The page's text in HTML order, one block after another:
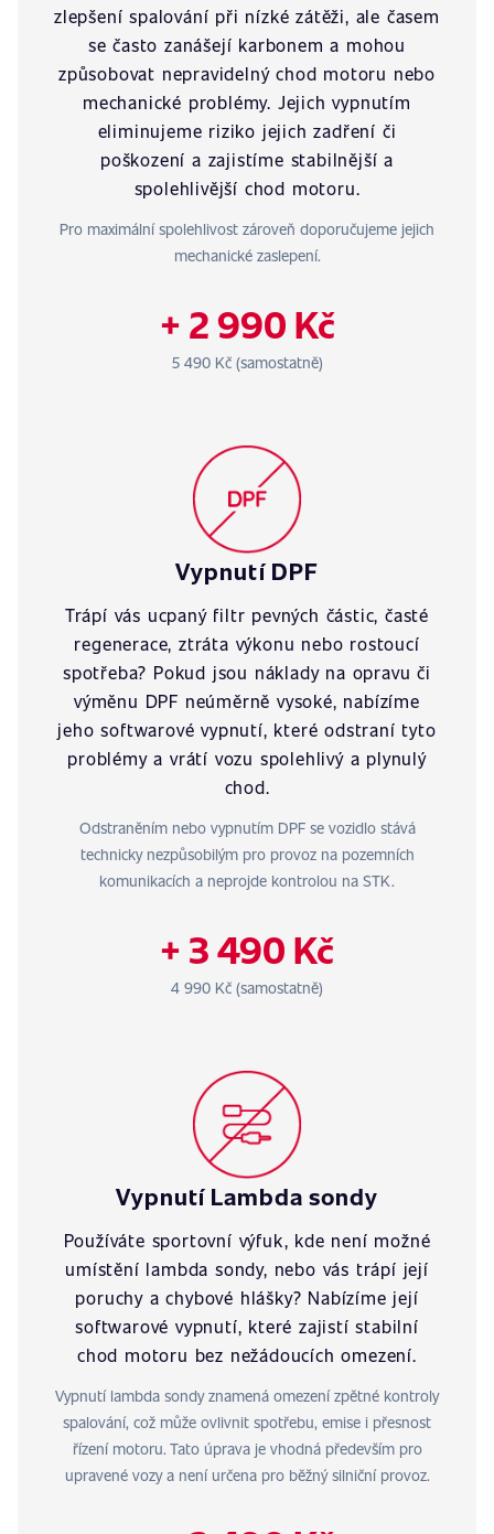
zlepšení spalování při nízké zátěži, ale časem
se často zanášejí karbonem a mohou
způsobovat nepravidelný chod motoru nebo
mechanické problémy. Jejich vypnutím
eliminujeme riziko jejich zadření či
poškození a zajistíme stabilnější a
spolehlivější chod motoru.
Pro maximální spolehlivost zároveň doporučujeme jejich
mechanické zaslepení.
+ 2 990 Kč
5 490 Kč (samostatně)
Vypnutí DPF
Trápí vás ucpaný filtr pevných částic, časté
regenerace, ztráta výkonu nebo rostoucí
spotřeba? Pokud jsou náklady na opravu či
výměnu DPF neúměrně vysoké, nabízíme
jeho softwarové vypnutí, které odstraní tyto
problémy a vrátí vozu spolehlivý a plynulý
chod.
Odstraněním nebo vypnutím DPF se vozidlo stává
technicky nezpůsobilým pro provoz na pozemních
komunikacích a neprojde kontrolou na STK.
+ 3 490 Kč
4 990 Kč (samostatně)
Vypnutí Lambda sondy
Používáte sportovní výfuk, kde není možné
umístění lambda sondy, nebo vás trápí její
poruchy a chybové hlášky? Nabízíme její
softwarové vypnutí, které zajistí stabilní
chod motoru bez nežádoucích omezení.
Vypnutí lambda sondy znamená omezení zpětné kontroly
spalování, což může ovlivnit spotřebu, emise i přesnost
řízení motoru. Tato úprava je vhodná především pro
upravené vozy a není určena pro běžný silniční provoz.